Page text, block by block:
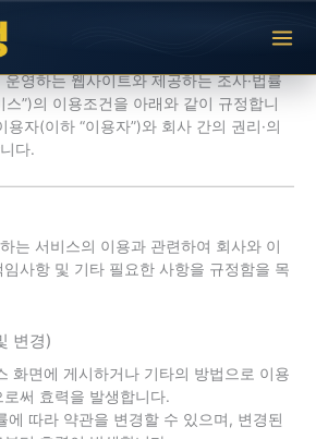
운영하는 웹사이트와 제공하는 조사·법률
스”)의 이용조건을 아래와 같이 규정합니
자(이하 “이용자”)와 회사 간의 권리·의
다.
는 서비스의 이용과 관련하여 회사와 이
임사항 및 기타 필요한 사항을 규정함을 목
변경)
화면에 게시하거나 기타의 방법으로 이용
써 효력을 발생합니다.
에 따라 약관을 변경할 수 있으며, 변경된